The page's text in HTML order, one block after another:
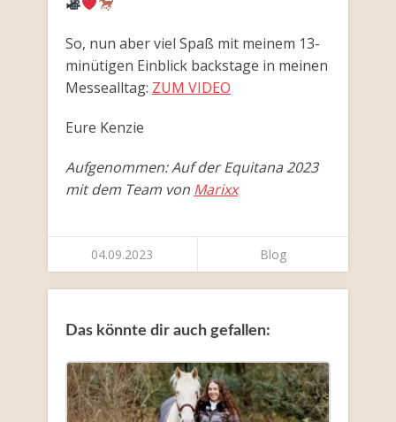
So, nun aber viel Spaß mit meinem 13-
minütigen Einblick backstage in meinen
Messealltag: ZUM VIDEO
Eure Kenzie
Aufgenommen: Auf der Equitana 2023
mit dem Team von Marixx
04.09.2023 Blog
Das könnte dir auch gefallen: